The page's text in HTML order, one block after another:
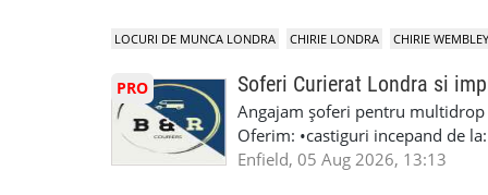
LOCURI DE MUNCA LONDRA CHIRIE LONDRA CHIRIE WEMBLEY
PRO Soferi Curierat Londra si
Angajam șoferi pentru
Oferim: •castiguri incepand de
pentru cei platitori de VAT si
Enfield, 05 Aug 2026, 13:13